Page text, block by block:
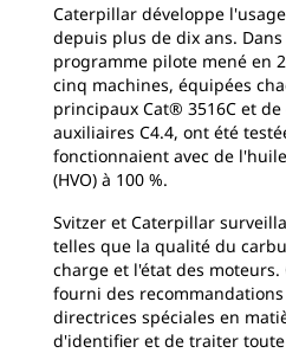
Caterpillar développe
depuis plus de dix ans.
programme pilote mené en
cinq machines, équipées
principaux Cat® 3516C et
auxiliaires C4.4, ont été
fonctionnaient avec de
(HVO) à 100 %.
Svitzer et Caterpillar
telles que la qualité du
charge et l'état des
fourni des
directrices spéciales en
d'identifier et de traiter